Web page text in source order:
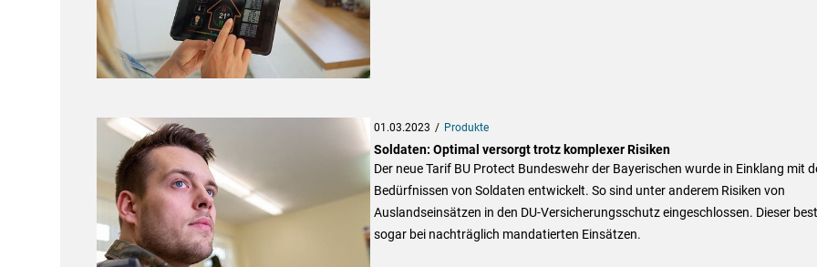
01.03.2023 Produkte
Soldaten: Optimal versorgt trotz komplexer Risiken
Der neue Tarif BU Protect Bundeswehr der Bayerischen wurde in Einklang mit
Bedürfnissen von Soldaten entwickelt. So sind unter anderem Risiken von
Auslandseinsätzen in den DU-Versicherungsschutz eingeschlossen. Dieser
sogar bei nachträglich mandatierten Einsätzen.